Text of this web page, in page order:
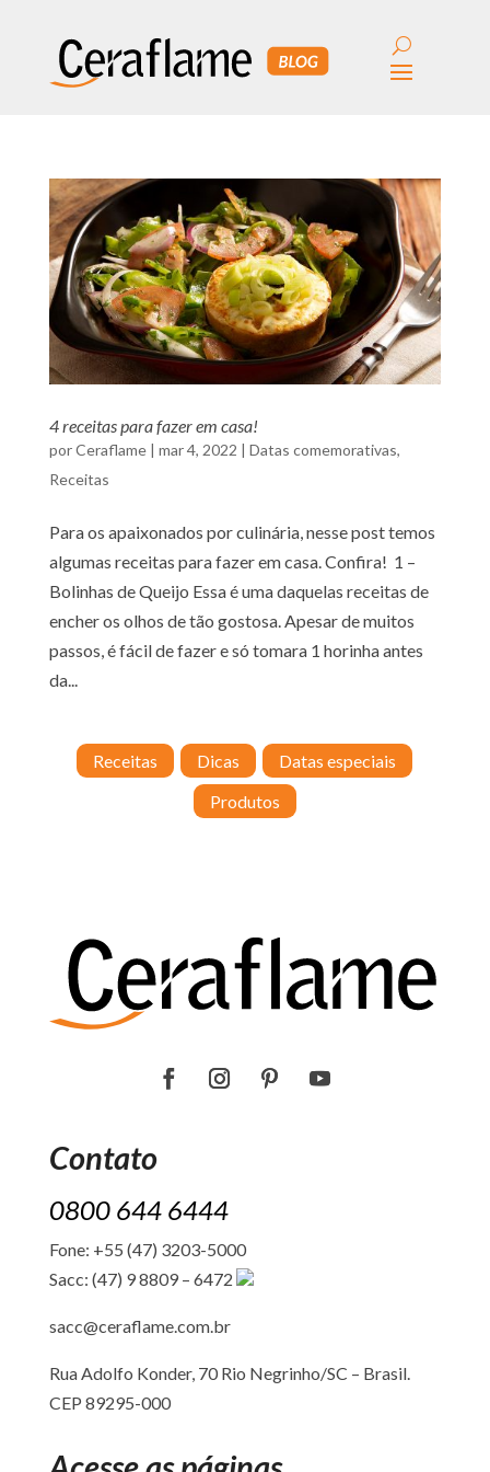
4 receitas para fazer em casa!
porCeraflame| mar 4, 2022 | Datas comemorativas,
Receitas
Para os apaixonados por culinária, nesse post temos
algumas receitas para fazer em casa. Confira! 1 –
Bolinhas de Queijo Essa é uma daquelas receitas de
encher os olhos de tão gostosa. Apesar de muitos
passos, é fácil de fazer e só tomara 1 horinha antes
da...
Receitas Dicas
Datas especiais
Produtos
Contato
0800 644 6444
Fone: +55 (47) 3203-5000
Sacc: (47) 9 8809 – 6472
sacc@ceraflame.com.br
Rua Adolfo Konder, 70 Rio Negrinho/SC – Brasil.
CEP 89295-000